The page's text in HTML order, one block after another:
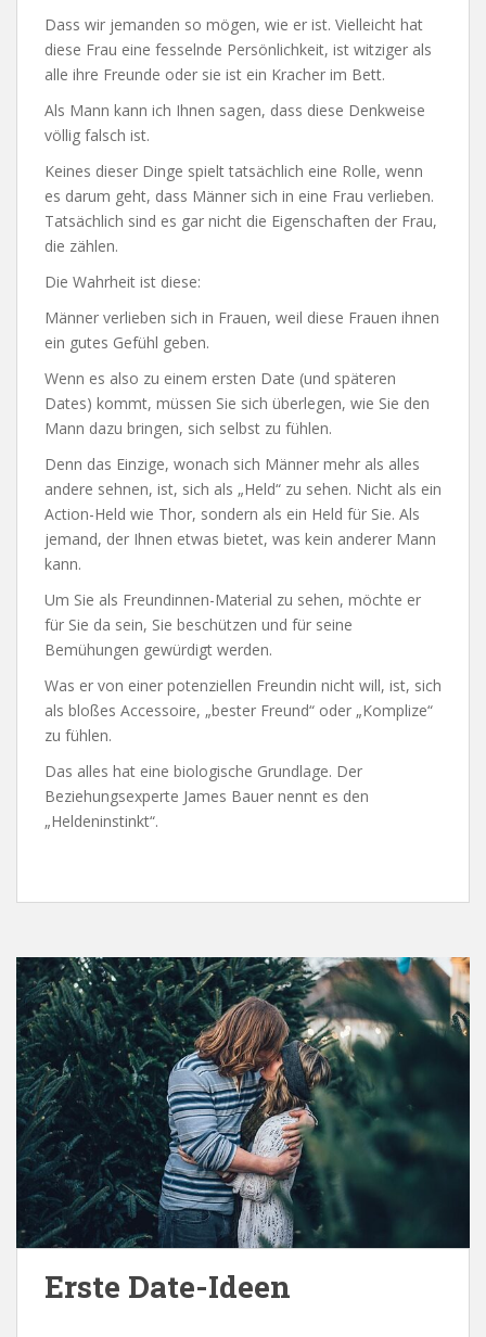
Dass wir jemanden so mögen, wie er ist. Vielleicht hat
diese Frau eine fesselnde Persönlichkeit, ist witziger als
alle ihre Freunde oder sie ist ein Kracher im Bett.
Als Mann kann ich Ihnen sagen, dass diese Denkweise
völlig falsch ist.
Keines dieser Dinge spielt tatsächlich eine Rolle, wenn
es darum geht, dass Männer sich in eine Frau verlieben.
Tatsächlich sind es gar nicht die Eigenschaften der Frau,
die zählen.
Die Wahrheit ist diese:
Männer verlieben sich in Frauen, weil diese Frauen ihnen
ein gutes Gefühl geben.
Wenn es also zu einem ersten Date (und späteren
Dates) kommt, müssen Sie sich überlegen, wie Sie den
Mann dazu bringen, sich selbst zu fühlen.
Denn das Einzige, wonach sich Männer mehr als alles
andere sehnen, ist, sich als „Held“ zu sehen. Nicht als ein
Action-Held wie Thor, sondern als ein Held für Sie. Als
jemand, der Ihnen etwas bietet, was kein anderer Mann
kann.
Um Sie als Freundinnen-Material zu sehen, möchte er
für Sie da sein, Sie beschützen und für seine
Bemühungen gewürdigt werden.
Was er von einer potenziellen Freundin nicht will, ist, sich
als bloßes Accessoire, „bester Freund“ oder „Komplize“
zu fühlen.
Das alles hat eine biologische Grundlage. Der
Beziehungsexperte James Bauer nennt es den
„Heldeninstinkt“.
Erste Date-Ideen